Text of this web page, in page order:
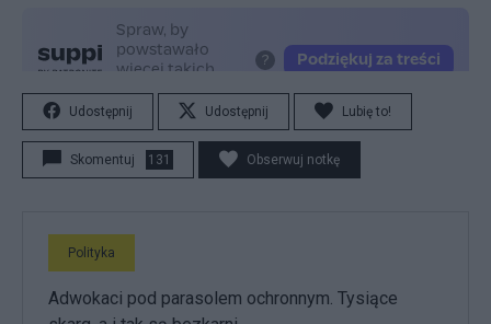
Udostępnij Udostępnij Lubię to!
Skomentuj 131 Obserwuj notkę
Polityka
Adwokaci pod parasolem ochronnym. Tysiące